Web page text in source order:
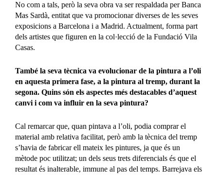
No com a tals, però la seva obra va ser respaldada per Banca
Mas Sardà, entitat que va promocionar diverses de les seves
exposicions a Barcelona i a Madrid. Actualment, forma part
dels artistes que figuren en la col·lecció de la Fundació Vila
Casas.
També la seva tècnica va evolucionar de la pintura a l’oli
en aquesta primera fase, a la pintura al tremp, durant la
segona. Quins són els aspectes més destacables d’aquest
canvi i com va influir en la seva pintura?
Cal remarcar que, quan pintava a l’oli, podia comprar el
material amb relativa facilitat, però amb la tècnica del tremp
s’havia de fabricar ell mateix les pintures, ja que és un
mètode poc utilitzat; un dels seus trets diferencials és que el
resultat és inalterable, immune al pas del temps. Barrejava els